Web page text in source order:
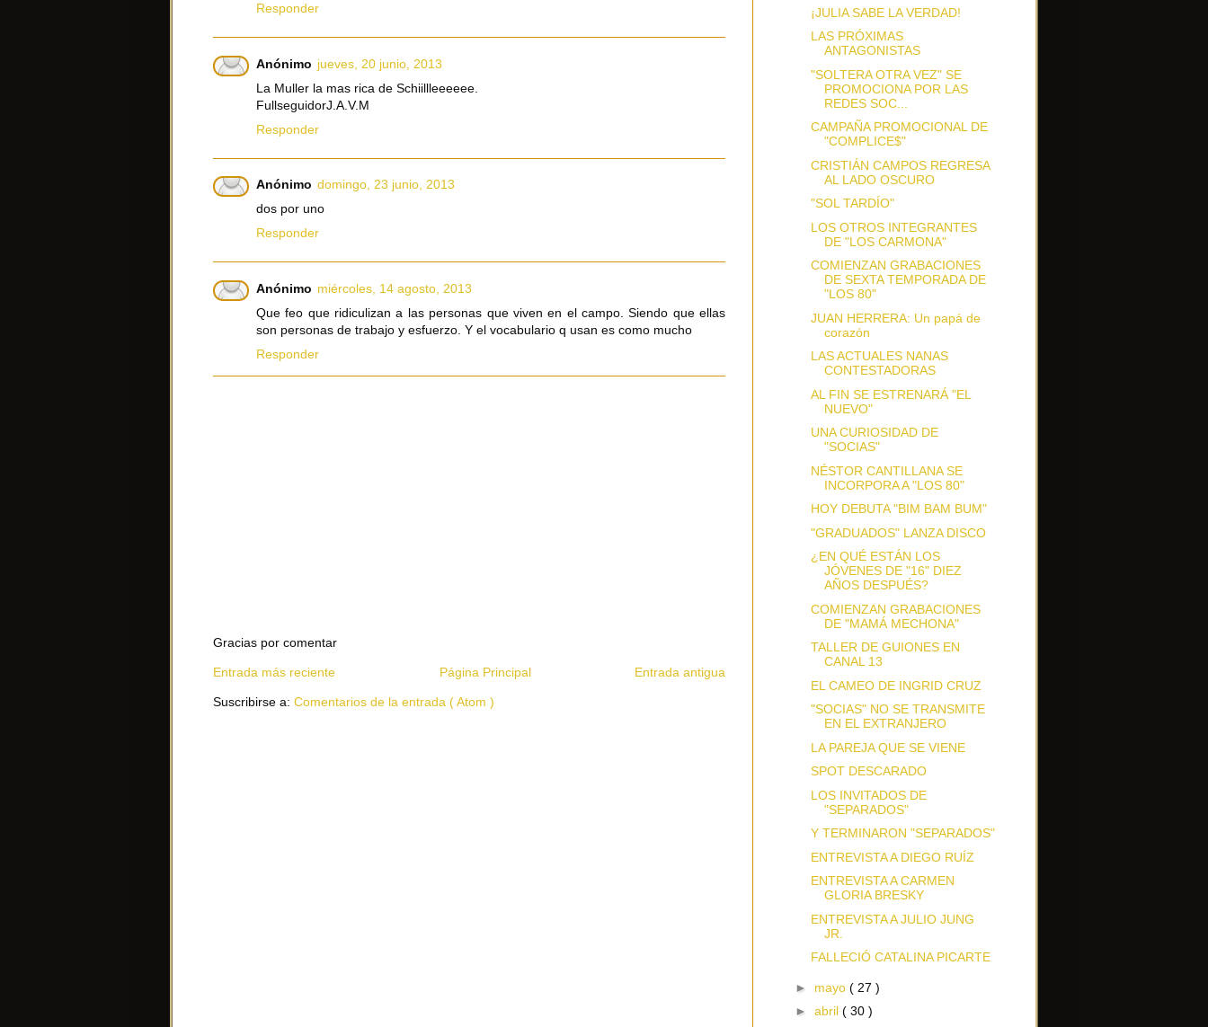
Responder
Anónimo jueves, 20 junio, 2013
La Muller la mas rica de Schiillleeeeee.
FullseguidorJ.A.V.M
Responder
Anónimo domingo, 23 junio, 2013
dos por uno
Responder
Anónimo miércoles, 14 agosto, 2013
Que feo que ridiculizan a las personas que viven en el campo. Siendo que ellas
son personas de trabajo y esfuerzo. Y el vocabulario q usan es como mucho
Responder
Gracias por comentar
Entrada más reciente Entrada antigua
Página Principal
Suscribirse a: Comentarios de la entrada ( Atom )
¡JULIA SABE LA VERDAD!
LAS PRÓXIMAS
ANTAGONISTAS
"SOLTERA OTRA VEZ" SE
PROMOCIONA POR LAS
REDES SOC...
CAMPAÑA PROMOCIONAL DE
"COMPLICE$"
CRISTIÁN CAMPOS REGRESA
AL LADO OSCURO
"SOL TARDÍO"
LOS OTROS INTEGRANTES
DE "LOS CARMONA"
COMIENZAN GRABACIONES
DE SEXTA TEMPORADA DE
"LOS 80"
JUAN HERRERA: Un papá de
corazón
LAS ACTUALES NANAS
CONTESTADORAS
AL FIN SE ESTRENARÁ "EL
NUEVO"
UNA CURIOSIDAD DE
"SOCIAS"
NÉSTOR CANTILLANA SE
INCORPORA A "LOS 80"
HOY DEBUTA "BIM BAM BUM"
"GRADUADOS" LANZA DISCO
¿EN QUÉ ESTÁN LOS
JÓVENES DE "16" DIEZ
AÑOS DESPUÉS?
COMIENZAN GRABACIONES
DE "MAMÁ MECHONA"
TALLER DE GUIONES EN
CANAL 13
EL CAMEO DE INGRID CRUZ
"SOCIAS" NO SE TRANSMITE
EN EL EXTRANJERO
LA PAREJA QUE SE VIENE
SPOT DESCARADO
LOS INVITADOS DE
"SEPARADOS"
Y TERMINARON "SEPARADOS"
ENTREVISTA A DIEGO RUÍZ
ENTREVISTA A CARMEN
GLORIA BRESKY
ENTREVISTA A JULIO JUNG
JR.
FALLECIÓ CATALINA PICARTE
► mayo ( 27 )
► abril ( 30 )